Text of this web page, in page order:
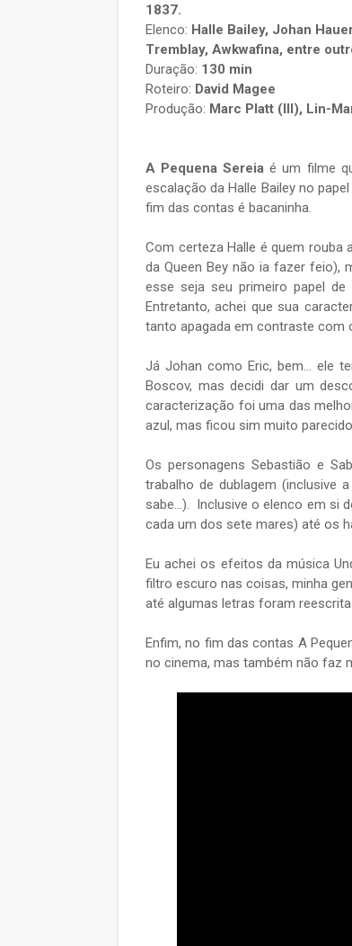
1837.
Elenco: Halle Bailey, Johan
Tremblay, Awkwafina, entre
Duração: 130 min
Roteiro: David Magee
Produção: Marc Platt (III), Lin-
A Pequena Sereia é um filme
escalação da Halle Bailey no
fim das contas é bacaninha.
Com certeza Halle é quem rouba
da Queen Bey não ia fazer feio),
esse seja seu primeiro papel
Entretanto, achei que sua
tanto apagada em contraste com
Já Johan como Eric, bem... ele
Boscov, mas decidi dar um
caracterização foi uma das
azul, mas ficou sim muito
Os personagens Sebastião e
trabalho de dublagem (inclusive
sabe...). Inclusive o elenco em si
cada um dos sete mares) até os
Eu achei os efeitos da música
filtro escuro nas coisas, minha
até algumas letras foram
Enfim, no fim das contas A
no cinema, mas também não faz